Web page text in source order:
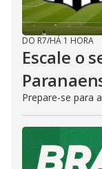
DO R7/HÁ 1 HORA
Escale o
Prepare-se para